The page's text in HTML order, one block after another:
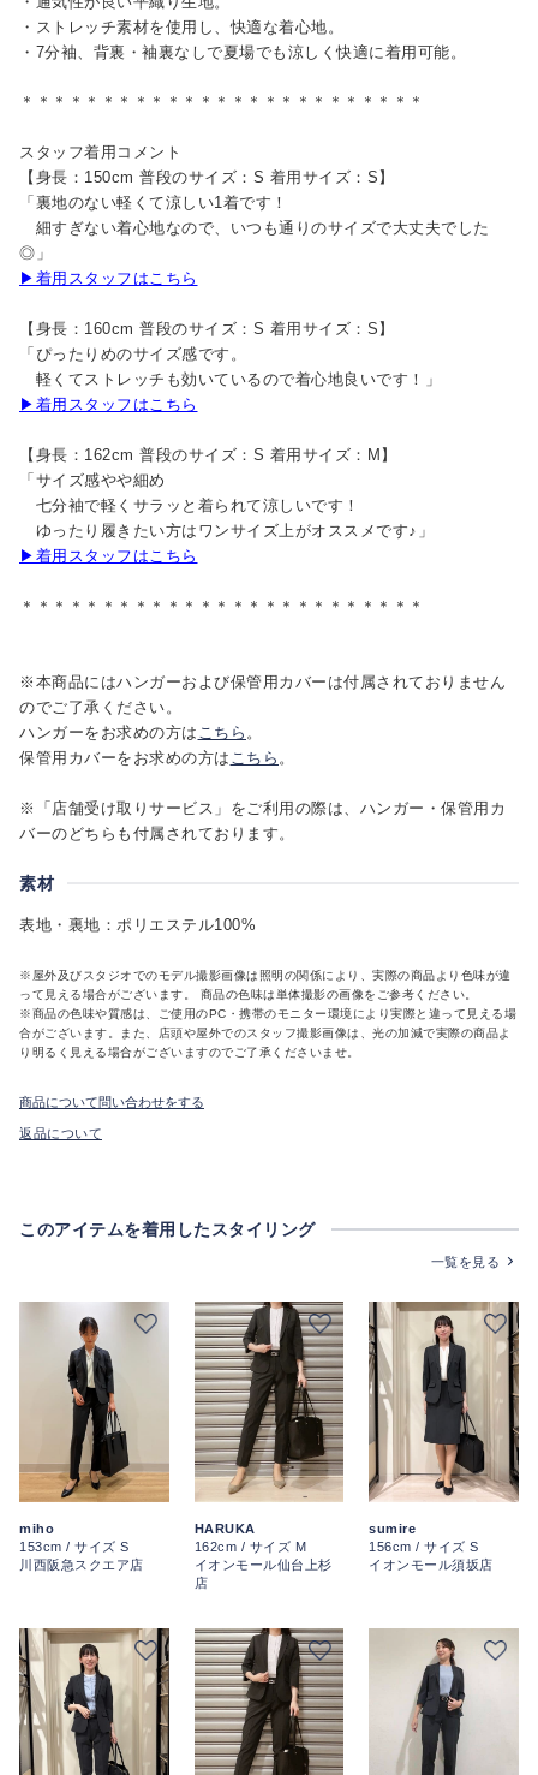
・ストレッチ素材を使用し、快適な着心地。
・7分袖、背裏・袖裏なしで夏場でも涼しく快適に着用可能。
＊＊＊＊＊＊＊＊＊＊＊＊＊＊＊＊＊＊＊＊＊＊＊＊＊
スタッフ着用コメント
【身長：150cm 普段のサイズ：S 着用サイズ：S】
「裏地のない軽くて涼しい1着です！
細すぎない着心地なので、いつも通りのサイズで大丈夫でした
◎」
▶着用スタッフはこちら
【身長：160cm 普段のサイズ：S 着用サイズ：S】
「ぴったりめのサイズ感です。
軽くてストレッチも効いているので着心地良いです！」
▶着用スタッフはこちら
【身長：162cm 普段のサイズ：S 着用サイズ：M】
「サイズ感やや細め
七分袖で軽くサラッと着られて涼しいです！
ゆったり履きたい方はワンサイズ上がオススメです♪」
▶着用スタッフはこちら
＊＊＊＊＊＊＊＊＊＊＊＊＊＊＊＊＊＊＊＊＊＊＊＊＊
※本商品にはハンガーおよび保管用カバーは付属されておりません
のでご了承ください。
ハンガーをお求めの方は こちら 。
保管用カバーをお求めの方は こちら 。
※「店舗受け取りサービス」をご利用の際は、ハンガー・保管用カ
バーのどちらも付属されております。
素材
表地・裏地：ポリエステル100%
※屋外及びスタジオでのモデル撮影画像は照明の関係により、実際の商品より色味が違
って見える場合がございます。 商品の色味は単体撮影の画像をご参考ください。
※商品の色味や質感は、ご使用のPC・携帯のモニター環境により実際と違って見える場
合がございます。また、店頭や屋外でのスタッフ撮影画像は、光の加減で実際の商品よ
り明るく見える場合がございますのでご了承くださいませ。
商品について問い合わせをする
返品について
このアイテムを着用したスタイリング
一覧を見る
miho
153cm / サイズ S
川西阪急スクエア店
HARUKA
162cm / サイズ M
イオンモール仙台上杉
店
sumire
156cm / サイズ S
イオンモール須坂店